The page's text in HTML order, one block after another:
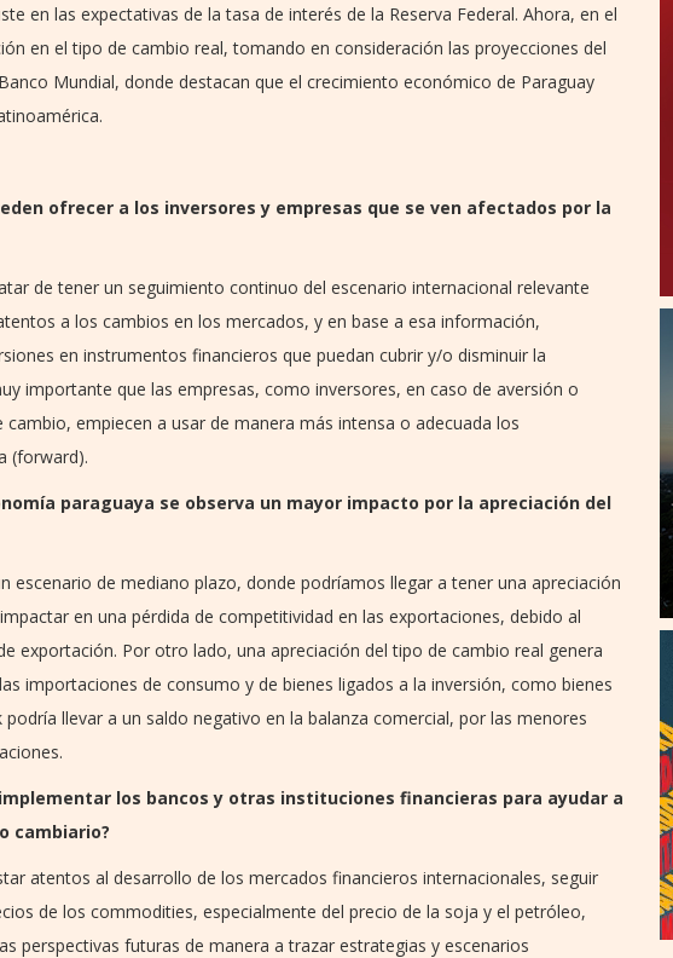
en las expectativas de la tasa de interés de la Reserva Federal. Ahora, en el
en el tipo de cambio real, tomando en consideración las proyecciones del
Mundial, donde destacan que el crecimiento económico de Paraguay
ofrecer a los inversores y empresas que se ven afectados por la
de tener un seguimiento continuo del escenario internacional relevante
a los cambios en los mercados, y en base a esa información,
en instrumentos financieros que puedan cubrir y/o disminuir la
importante que las empresas, como inversores, en caso de aversión o
empiecen a usar de manera más intensa o adecuada los
(forward).
paraguaya se observa un mayor impacto por la apreciación del
escenario de mediano plazo, donde podríamos llegar a tener una apreciación
en una pérdida de competitividad en las exportaciones, debido al
exportación. Por otro lado, una apreciación del tipo de cambio real genera
importaciones de consumo y de bienes ligados a la inversión, como bienes
llevar a un saldo negativo en la balanza comercial, por las menores
los bancos y otras instituciones financieras para ayudar a
cambiario?
atentos al desarrollo de los mercados financieros internacionales, seguir
de los commodities, especialmente del precio de la soja y el petróleo,
perspectivas futuras de manera a trazar estrategias y escenarios